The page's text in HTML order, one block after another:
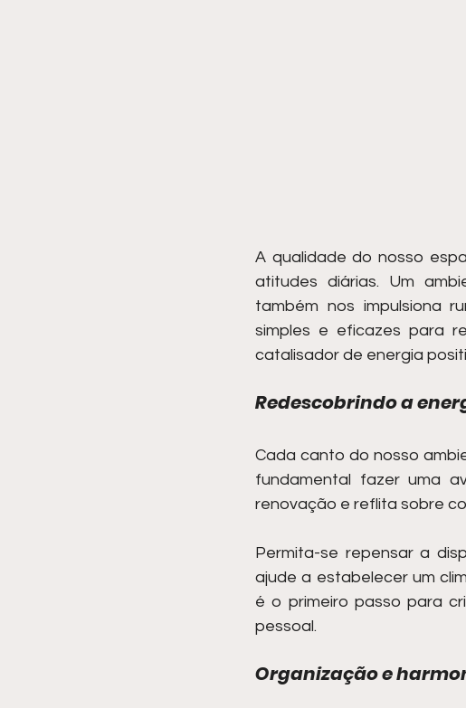
A qualidade do nosso
atitudes diárias. Um
também nos impulsiona
simples e eficazes para
catalisador de energia
Redescobrindo a
Cada canto do nosso
fundamental fazer uma
renovação e reflita sobre
Permita-se repensar a
ajude a estabelecer um
é o primeiro passo para
pessoal.
Organização e